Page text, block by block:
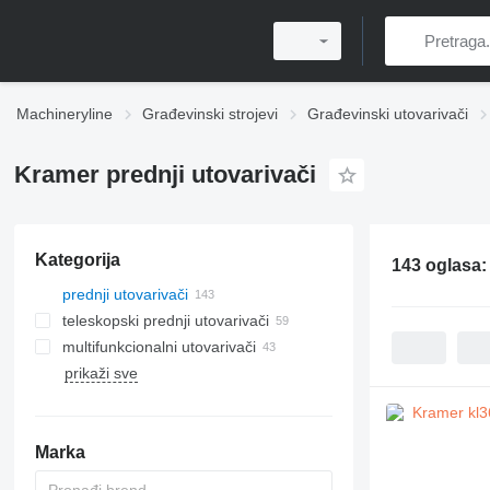
Machineryline Građevinski strojevi Građevinski utovarivači
Kramer prednji utovarivači
Kategorija
prednji utovarivači
teleskopski prednji utovarivači
multifunkcionalni utovarivači
prikaži sve
Marka
143 oglasa: